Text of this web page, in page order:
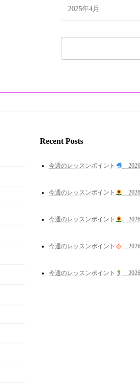
2025年4月
索:
Recent Posts
今週のレッスンポイント
今週のレッスンポイント
今週のレッスンポイント
今週のレッスンポイント
今週のレッスンポイント